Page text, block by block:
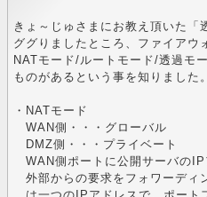
きょ～じゅさまにお教え頂いた「
ググりましたところ、ファイアウ
NATモード/ルートモード/透過モ
ものがあるという事を知りました。
・NATモード
WAN側・・・グローバル
DMZ側・・・プライベート
WAN側ポートに公開サーバの
外部からの要求をフォワーディ